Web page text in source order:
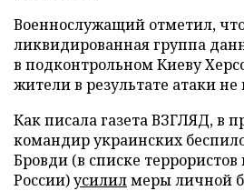
Военнослужащий отметил,
ликвидированная группа
в подконтрольном Киеву
жители в результате атаки не
Как писала газета ВЗГЛЯД, в
командир украинских
Бровди (в списке террористов
России)усилилмеры личной